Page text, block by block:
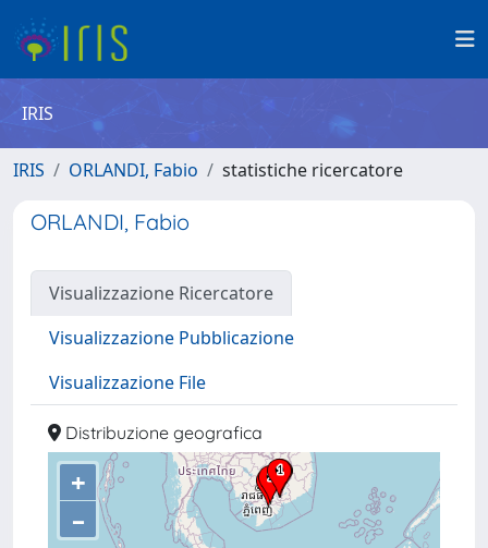
IRIS
IRIS ORLANDI, Fabio statistiche ricercatore
ORLANDI, Fabio
Visualizzazione Ricercatore
Visualizzazione Pubblicazione
Visualizzazione File
Distribuzione geografica
+
–